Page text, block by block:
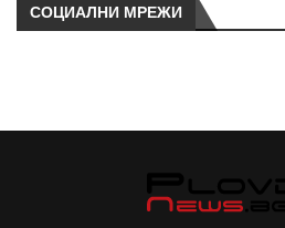
СОЦИАЛНИ МРЕЖИ